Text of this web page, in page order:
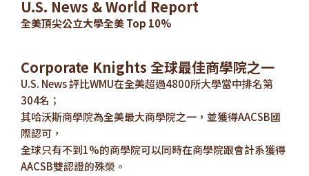
U.S. News & World Report
全美頂尖公立大學全美 Top 10%
Corporate Knights 全球最佳商學院之一
U.S. News 評比WMU在全美超過4800所大學當中排名第
304名；
其哈沃斯商學院為全美最大商學院之一，並獲得AACSB國
際認可，
全球只有不到1%的商學院可以同時在商學院跟會計系獲得
AACSB雙認證的殊榮。